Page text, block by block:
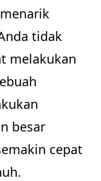
tidak
melakukan
besar
cepat